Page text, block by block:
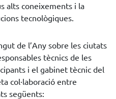
alts coneixements i la
tecnològiques.
de l’Any sobre les ciutats
tècnics de les
i el gabinet tècnic del
col·laboració entre
següents: